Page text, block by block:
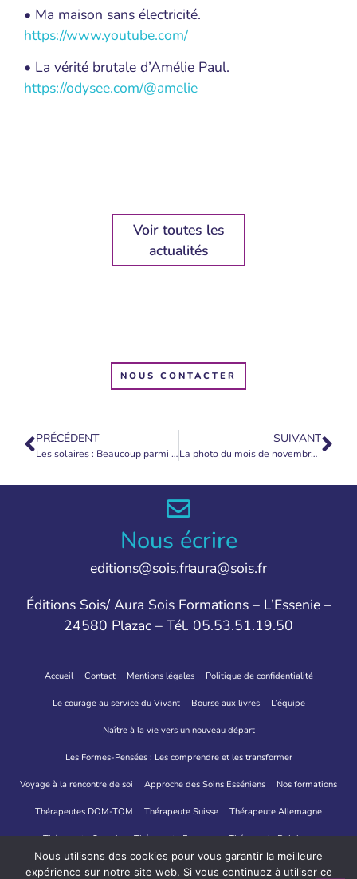
• Ma maison sans électricité.
https://www.youtube.com/
• La vérité brutale d’Amélie Paul.
https://odysee.com/@amelie
Voir toutes les
actualités
NOUS CONTACTER
PRÉCÉDENT
Les solaires : Beaucoup parmi vous font déjà partie des troupes de lumière au sol
SUIVANT
La photo du mois de novembre 2022
Nous écrire
editions@sois.fraura@sois.fr
Éditions Sois/ Aura Sois Formations – L’Essenie –
24580 Plazac – Tél. 05.53.51.19.50
Accueil Contact Mentions légales Politique de confidentialité
Le courage au service du Vivant Bourse aux livres L’équipe
Naître à la vie vers un nouveau départ
Les Formes-Pensées : Les comprendre et les transformer
Voyage à la rencontre de soi Approche des Soins Esséniens Nos formations
Thérapeutes DOM-TOM Thérapeute Suisse Thérapeute Allemagne
Thérapeute Canada Thérapeute Espagne Thérapeute Belgique
Thérapeutes Italie
Nous utilisons des cookies pour vous garantir la meilleure
expérience sur notre site web. Si vous continuez à utiliser ce